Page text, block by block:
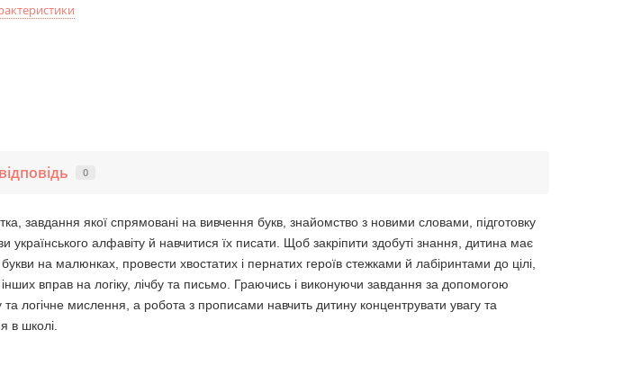
0
завдання якої спрямовані на вивчення букв, знайомство з новими словами, підготовку
алфавіту й навчитися їх писати. Щоб закріпити здобуті знання, дитина має
на малюнках, провести хвостатих і пернатих героїв стежками й лабіринтами до цілі,
вправ на логіку, лічбу та письмо. Граючись і виконуючи завдання за допомогою
логічне мислення, а робота з прописами навчить дитину концентрувати увагу та
в школі.